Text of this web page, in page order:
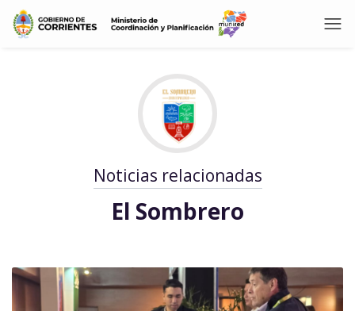
Noticias relacionadas
El Sombrero